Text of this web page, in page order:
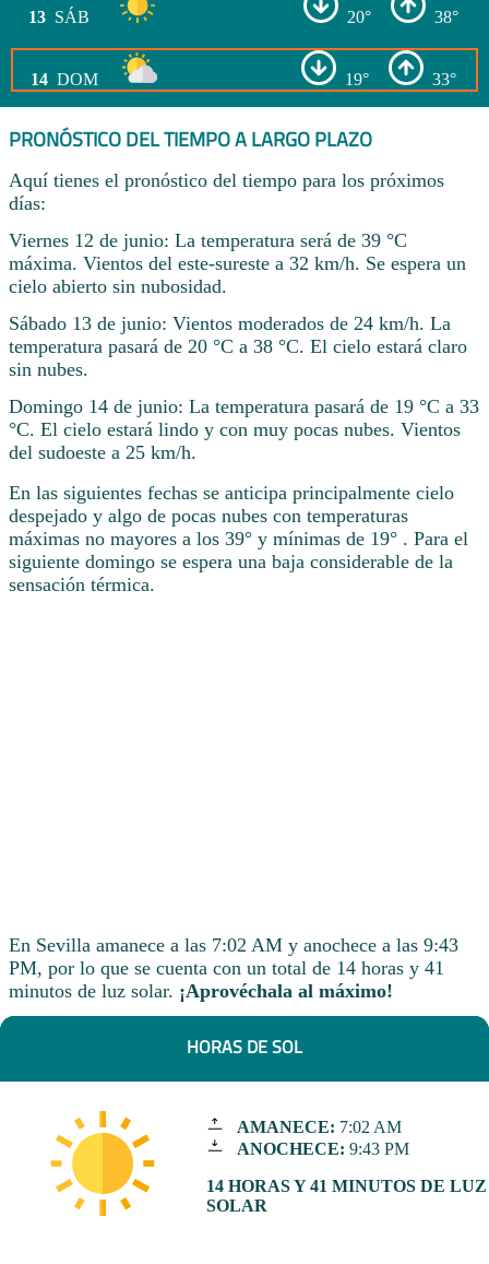
13 SÁB 20° 38°
14 DOM 19° 33°
PRONÓSTICO DEL TIEMPO A LARGO PLAZO
Aquí tienes el pronóstico del tiempo para los próximos
días:
Viernes 12 de junio: La temperatura será de 39 °C
máxima. Vientos del este-sureste a 32 km/h. Se espera un
cielo abierto sin nubosidad.
Sábado 13 de junio: Vientos moderados de 24 km/h. La
temperatura pasará de 20 °C a 38 °C. El cielo estará claro
sin nubes.
Domingo 14 de junio: La temperatura pasará de 19 °C a 33
°C. El cielo estará lindo y con muy pocas nubes. Vientos
del sudoeste a 25 km/h.
En las siguientes fechas se anticipa principalmente cielo
despejado y algo de pocas nubes con temperaturas
máximas no mayores a los 39° y mínimas de 19° . Para el
siguiente domingo se espera una baja considerable de la
sensación térmica.
En Sevilla amanece a las 7:02 AM y anochece a las 9:43
PM, por lo que se cuenta con un total de 14 horas y 41
minutos de luz solar. ¡Aprovéchala al máximo!
HORAS DE SOL
AMANECE: 7:02 AM
ANOCHECE: 9:43 PM
14 HORAS Y 41 MINUTOS DE LUZ
SOLAR